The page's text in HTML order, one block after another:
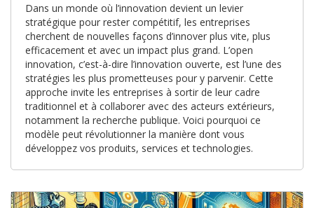
Dans un monde où l’innovation devient un levier
stratégique pour rester compétitif, les entreprises
cherchent de nouvelles façons d’innover plus vite, plus
efficacement et avec un impact plus grand. L’open
innovation, c’est-à-dire l’innovation ouverte, est l’une des
stratégies les plus prometteuses pour y parvenir. Cette
approche invite les entreprises à sortir de leur cadre
traditionnel et à collaborer avec des acteurs extérieurs,
notamment la recherche publique. Voici pourquoi ce
modèle peut révolutionner la manière dont vous
développez vos produits, services et technologies.